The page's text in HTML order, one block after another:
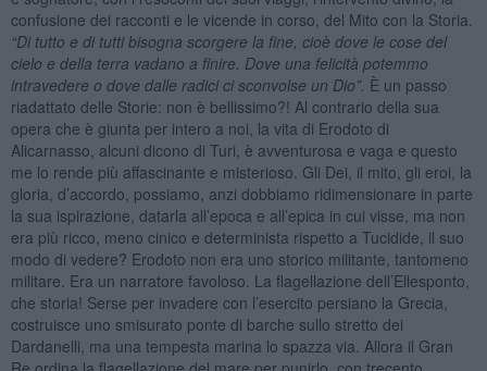
confusione dei racconti e le vicende in corso, del Mito con la Storia.
“Di tutto e di tutti bisogna scorgere la fine, cioè dove le cose del
cielo e della terra vadano a finire. Dove una felicità potemmo
intravedere o dove dalle radici ci sconvolse un Dio”. È un passo
riadattato delle Storie: non è bellissimo?! Al contrario della sua
opera che è giunta per intero a noi, la vita di Erodoto di
Alicarnasso, alcuni dicono di Turi, è avventurosa e vaga e questo
me lo rende più affascinante e misterioso. Gli Dei, il mito, gli eroi, la
gloria, d’accordo, possiamo, anzi dobbiamo ridimensionare in parte
la sua ispirazione, datarla all’epoca e all’epica in cui visse, ma non
era più ricco, meno cinico e determinista rispetto a Tucidide, il suo
modo di vedere? Erodoto non era uno storico militante, tantomeno
militare. Era un narratore favoloso. La flagellazione dell’Ellesponto,
che storia! Serse per invadere con l’esercito persiano la Grecia,
costruisce uno smisurato ponte di barche sullo stretto dei
Dardanelli, ma una tempesta marina lo spazza via. Allora il Gran